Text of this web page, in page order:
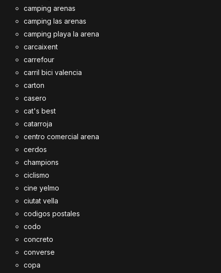
camping arenas
camping las arenas
camping playa la arena
carcaixent
carrefour
carril bici valencia
carton
casero
cat's best
catarroja
centro comercial arena
cerdos
champions
ciclismo
cine yelmo
ciutat vella
codigos postales
codo
concreto
converse
copa